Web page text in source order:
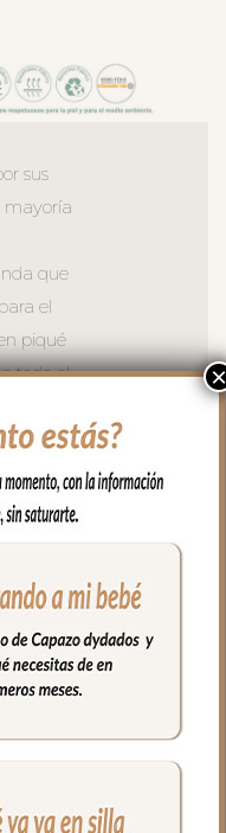
sus
mayoría
que
el
piqué
todo el
al bebé
fibra
y
revés
×